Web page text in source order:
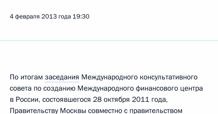
4 февраля 2013 года 19:30
По итогам заседания Международного консультативного
совета по созданию Международного финансового центра
в России, состоявшегося 28 октября 2011 года,
Правительству Москвы совместно с правительством